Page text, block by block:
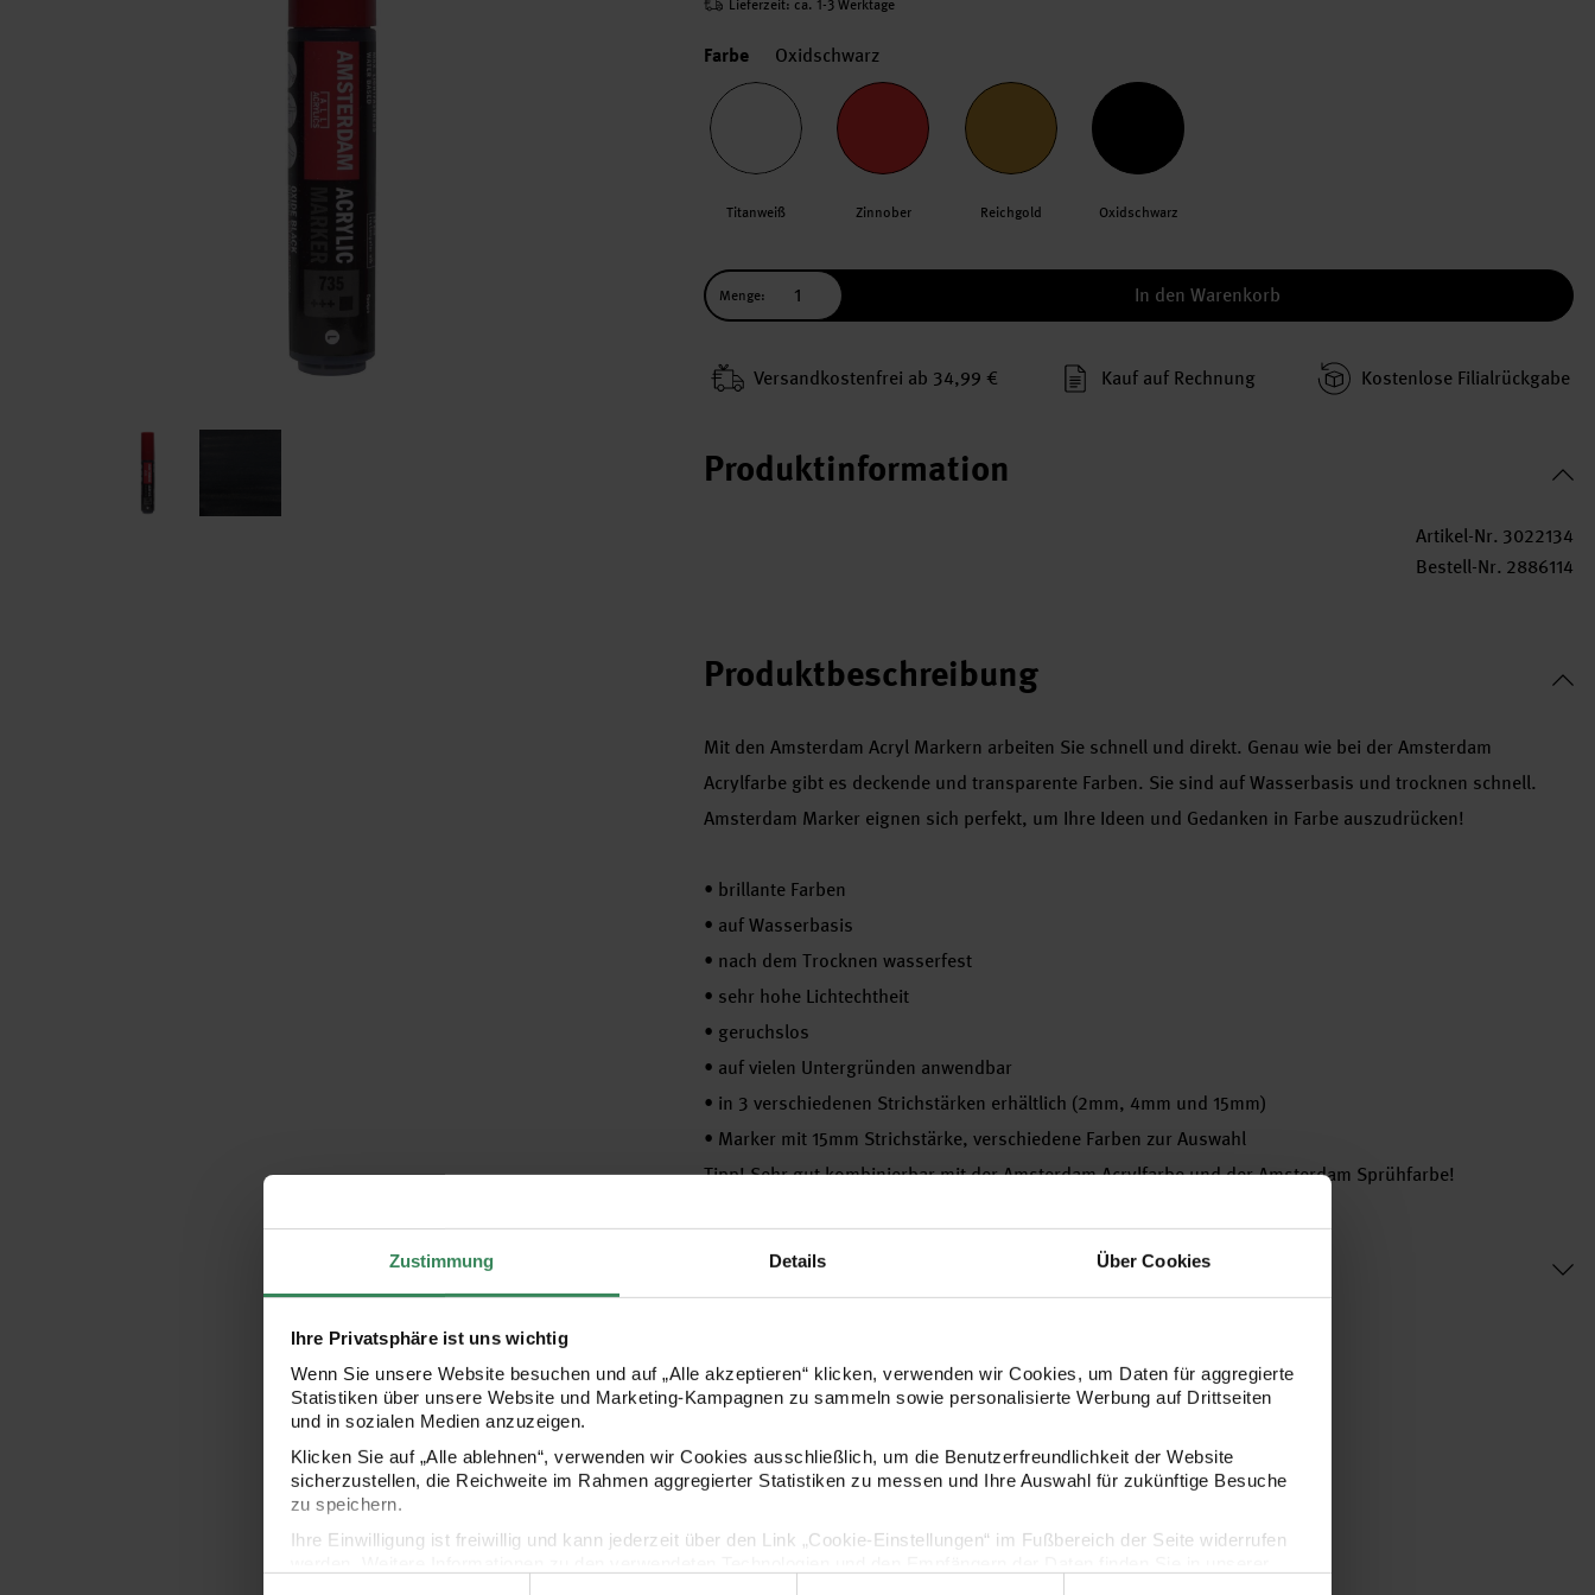
Zustimmung Details Über Cookies
Ihre Privatsphäre ist uns wichtig
Wenn Sie unsere Website besuchen und auf „Alle akzeptieren“ klicken, verwenden wir Cookies, um Daten für aggregierte
Statistiken über unsere Website und Marketing-Kampagnen zu sammeln sowie personalisierte Werbung auf Drittseiten
und in sozialen Medien anzuzeigen.
Klicken Sie auf „Alle ablehnen“, verwenden wir Cookies ausschließlich, um die Benutzerfreundlichkeit der Website
sicherzustellen, die Reichweite im Rahmen aggregierter Statistiken zu messen und Ihre Auswahl für zukünftige Besuche
zu speichern.
Ihre Einwilligung ist freiwillig und kann jederzeit über den Link „Cookie-Einstellungen“ im Fußbereich der Seite widerrufen
Lieferzeit: ca. 1-3 Werktage
Farbe Oxidschwarz
Titanweiß Zinnober Reichgold Oxidschwarz
Menge: In den Warenkorb
Versand­kosten­frei ab 34,99 € Kauf auf Rechnung Kosten­lose Filial­rückgabe
Produktinformation
Artikel-Nr. 3022134
Bestell-Nr. 2886114
Produktbeschreibung
Mit den Amsterdam Acryl Markern arbeiten Sie schnell und direkt. Genau wie bei der Amsterdam
Acrylfarbe gibt es deckende und transparente Farben. Sie sind auf Wasserbasis und trocknen schnell.
Amsterdam Marker eignen sich perfekt, um Ihre Ideen und Gedanken in Farbe auszudrücken!
• brillante Farben
• auf Wasserbasis
• nach dem Trocknen wasserfest
• sehr hohe Lichtechtheit
• geruchslos
• auf vielen Untergründen anwendbar
• in 3 verschiedenen Strichstärken erhältlich (2mm, 4mm und 15mm)
• Marker mit 15mm Strichstärke, verschiedene Farben zur Auswahl
Tipp! Sehr gut kombinierbar mit der Amsterdam Acrylfarbe und der Amsterdam Sprühfarbe!
Hersteller
Kaufempfehlung